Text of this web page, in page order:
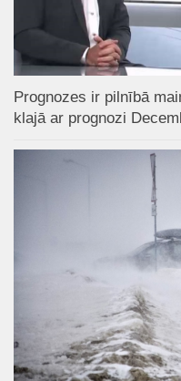
Prognozes ir pilnībā
klajā ar prognozi